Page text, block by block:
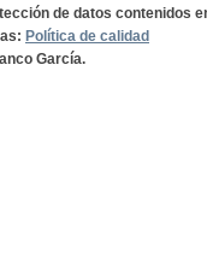
de datos contenidos
Política de calidad
García.